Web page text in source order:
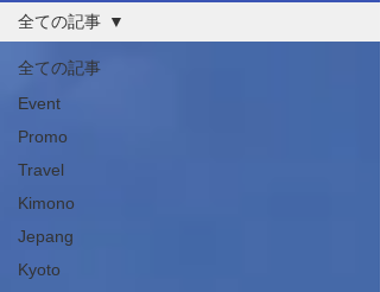
全ての記事
Event
Promo
Travel
Kimono
Jepang
Kyoto
全ての記事